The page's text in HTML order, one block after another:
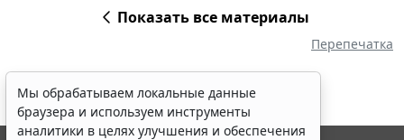
Показать все материалы
Перепечатка
Мы обрабатываем локальные данные
браузера и используем инструменты
аналитики в целях улучшения и обеспечения